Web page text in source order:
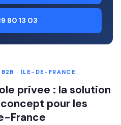
80 13 03
B2B · ÎLE-DE-FRANCE
privee : la solution
pour les
France